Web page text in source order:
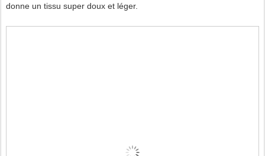
donne un tissu super doux et léger.